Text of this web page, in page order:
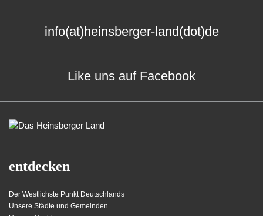
info(at)heinsberger-land(dot)de
Like uns auf Facebook
entdecken
Der Westlichste Punkt Deutschlands
Unsere Städte und Gemeinden